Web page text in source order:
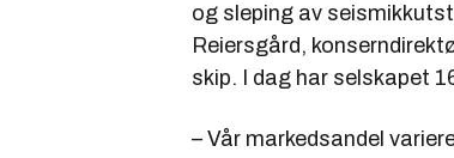
Hovedkontor: Lysaker
Type oppdrag:
tildelt. Data selges til
og sleping av
Reiersgård,
skip. I dag har selskapet
– Vår markedsandel